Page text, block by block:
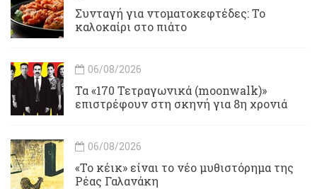
Συνταγή για ντοματοκεφτέδες: Το
καλοκαίρι στο πιάτο
06/08/2026
Τα «170 Τετραγωνικά (moonwalk)»
επιστρέφουν στη σκηνή για 8η χρονιά
06/08/2026
«Το κέικ» είναι το νέο μυθιστόρημα της
Ρέας Γαλανάκη